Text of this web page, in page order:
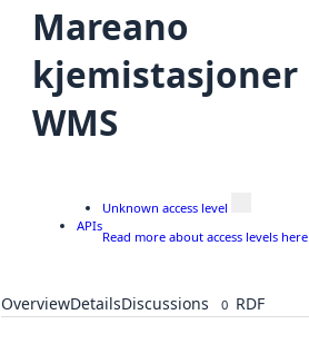
Mareano
kjemistasjoner
WMS
APIs
Unknown access level
Read more about access levels here
OverviewDetailsDiscussions 0 RDF